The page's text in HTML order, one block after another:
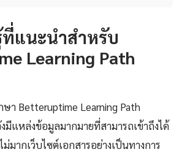
ที่แนะนำสำหรับ
Learning Path
า Betteruptime Learning Path
งมีแหล่งข้อมูลมากมายที่สามารถเข้าถึงได้
มากเว็บไซต์เอกสารอย่างเป็นทางการ